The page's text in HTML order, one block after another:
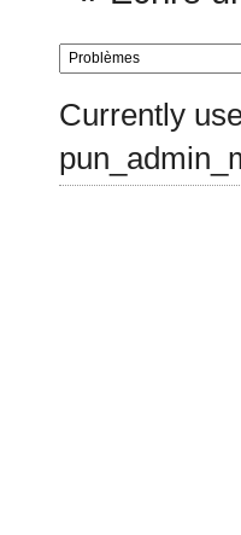
Currently